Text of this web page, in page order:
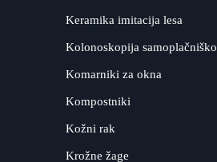
Keramika imitacija lesa
Kolonoskopija samoplačniško
Komarniki za okna
Kompostniki
Kožni rak
Krožne žage